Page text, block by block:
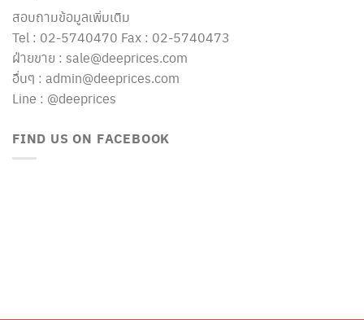
สอบถามข้อมูลเพิ่มเติม
Tel : 02-5740470 Fax : 02-5740473
ฝ่ายขาย : sale@deeprices.com
อื่นๆ : admin@deeprices.com
Line : @deeprices
FIND US ON FACEBOOK